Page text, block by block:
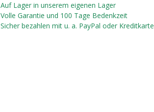
Auf Lager in unserem eigenen Lager
Volle Garantie und 100 Tage Bedenkzeit
Sicher bezahlen mit u. a. PayPal oder Kreditkarte